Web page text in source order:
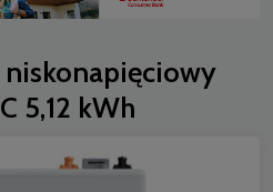
5,12 kWh